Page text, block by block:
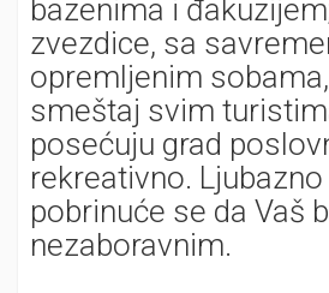
bazenima i
zvezdice, sa
opremljenim
smeštaj svim
posećuju grad
rekreativno.
pobrinuće se da Vaš
nezaboravnim.